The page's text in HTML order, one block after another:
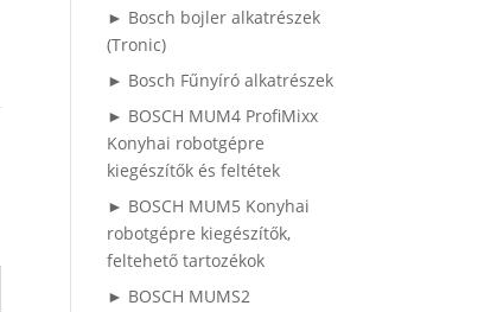
► Bosch bojler alkatrészek
(Tronic)
► Bosch Fűnyíró alkatrészek
► BOSCH MUM4 ProfiMixx
Konyhai robotgépre
kiegészítők és feltétek
► BOSCH MUM5 Konyhai
robotgépre kiegészítők,
feltehető tartozékok
► BOSCH MUMS2